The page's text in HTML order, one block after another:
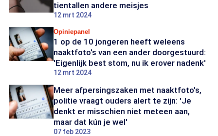
tientallen andere meisjes
12 mrt 2024
Opiniepanel
1 op de 10 jongeren heeft weleens
naaktfoto's van een ander doorgestuurd:
'Eigenlijk best stom, nu ik erover nadenk'
12 mrt 2024
Meer afpersingszaken met naaktfoto's,
politie vraagt ouders alert te zijn: 'Je
denkt er misschien niet meteen aan,
maar dat kún je wel'
07 feb 2023